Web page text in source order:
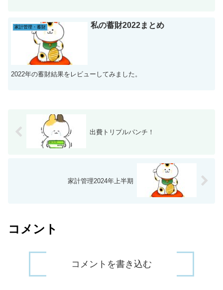
家計管理・蓄財 私の蓄財2022まとめ
2022年の蓄財結果をレビューしてみました。
出費トリプルパンチ！
家計管理2024年上半期
コメント
コメントを書き込む